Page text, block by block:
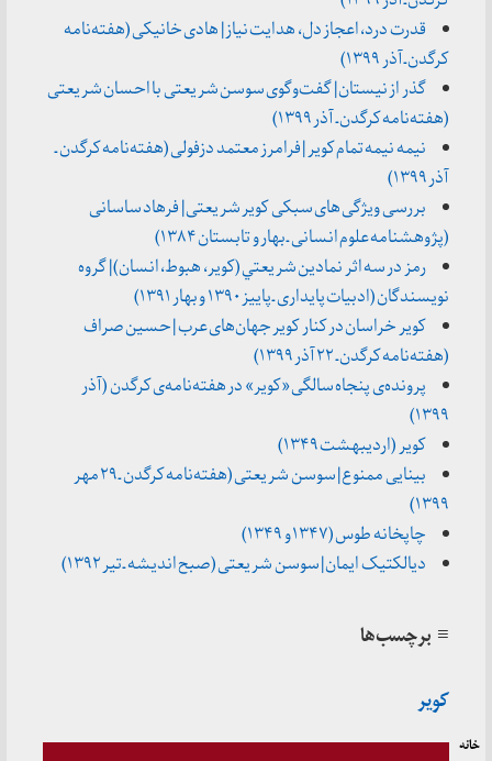
قدرت درد، اعجاز دل، هدایت نیاز | هادی خانیکی (هفته‌نامه
کرگدن ـ آذر ۱۳۹۹)
گذر از نیستان | گفت‌وگوی سوسن شریعتی با احسان شریعتی
(هفته‌نامه کرگدن ـ آذر ۱۳۹۹)
نیمه نیمه تمام کویر | فرامرز معتمد دزفولی (هفته‌نامه کرگدن ـ
آذر ۱۳۹۹)
بررسی ويژگی های سبكی كوير شريعتی | فرهاد ساسانی
(پژوهشنامه علوم انسانی ـ بهار و تابستان ۱۳۸۴)
رمز در سه اثر نمادين شريعتي (كوير، هبوط، انسان) | گروه
نویسندگان (ادبیات پایداری ـ پاییز ۱۳۹۰ و بهار ۱۳۹۱)
کویر خراسان در کنار کویر جهان‌های عرب | حسین صراف
(هفته‌نامه کرگدن ـ ۲۲ آذر ۱۳۹۹)
پرونده‌ی پنجاه سالگی «کویر» در هفته‌نامه‌ی کرگدن (آذر
۱۳۹۹)
کویر (اردیبهشت ۱۳۴۹)
بینایی ممنوع | سوسن شریعتی (هفته‌نامه کرگدن ـ ۲۹ مهر
۱۳۹۹)
چاپخانه طوس (۱۳۴۷ و ۱۳۴۹)
دیالکتیک ایمان |‌ سوسن شریعتی (صبح اندیشه ـ تیر ۱۳۹۲)
≡ برچسب‌ها
کویر
خانه